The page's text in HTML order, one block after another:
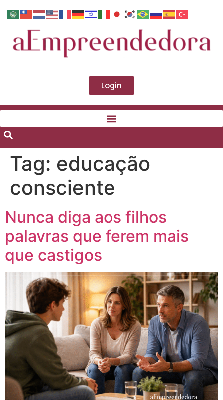
Login
Tag: educação
consciente
Nunca diga aos filhos
palavras que ferem mais
que castigos